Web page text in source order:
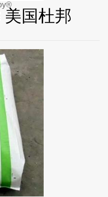
美国杜邦